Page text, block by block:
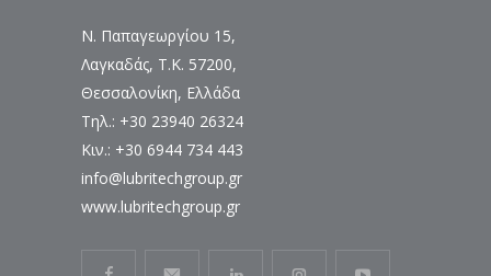
Ν. Παπαγεωργίου 15,
Λαγκαδάς, Τ.Κ. 57200,
Θεσσαλονίκη, Ελλάδα
Τηλ.: +30 23940 26324
Κιν.: +30 6944 734 443
info@lubritechgroup.gr
www.lubritechgroup.gr